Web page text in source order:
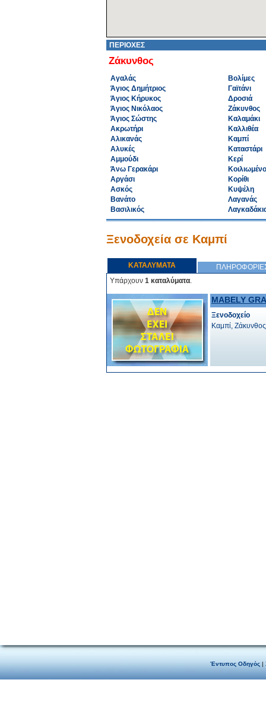
ΠΕΡΙΟΧΕΣ
Ζάκυνθος
Αγαλάς
Άγιος Δημήτριος
Άγιος Κήρυκος
Άγιος Νικόλαος
Άγιος Σώστης
Ακρωτήρι
Αλικανάς
Αλυκές
Αμμούδι
Άνω Γερακάρι
Αργάσι
Ασκός
Βανάτο
Βασιλικός
Βολίμες
Γαϊτάνι
Δροσιά
Ζάκυνθος
Καλαμάκι
Καλλιθέα
Καμπί
Καταστάρι
Κερί
Κορίθι
Κυψέλη
Λαγανάς
Ξενοδοχεία σε Καμπί
ΚΑΤΑΛΥΜΑΤΑ
Υπάρχουν 1 καταλύματα.
MABELY
Ξενοδοχείο
Καμπί,
Έντυπος Οδηγός|